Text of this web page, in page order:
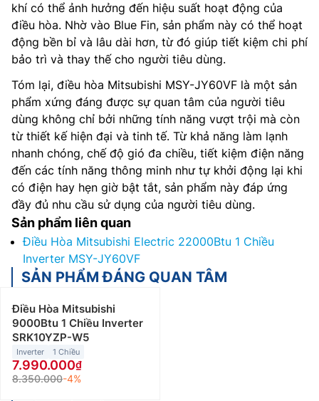
khí có thể ảnh hưởng đến hiệu suất hoạt động của
điều hòa. Nhờ vào Blue Fin, sản phẩm này có thể hoạt
động bền bỉ và lâu dài hơn, từ đó giúp tiết kiệm chi phí
bảo trì và thay thế cho người tiêu dùng.
Tóm lại, điều hòa Mitsubishi MSY-JY60VF là một sản
phẩm xứng đáng được sự quan tâm của người tiêu
dùng không chỉ bởi những tính năng vượt trội mà còn
từ thiết kế hiện đại và tinh tế. Từ khả năng làm lạnh
nhanh chóng, chế độ gió đa chiều, tiết kiệm điện năng
đến các tính năng thông minh như tự khởi động lại khi
có điện hay hẹn giờ bật tắt, sản phẩm này đáp ứng
đầy đủ nhu cầu sử dụng của người tiêu dùng.
Sản phẩm liên quan
Điều Hòa Mitsubishi Electric 22000Btu 1 Chiều
Inverter MSY-JY60VF
SẢN PHẨM ĐÁNG QUAN TÂM
Điều Hòa Mitsubishi
9000Btu 1 Chiều Inverter
SRK10YZP-W5
Inverter 1 Chiều
7.990.000
8.350.000-4%